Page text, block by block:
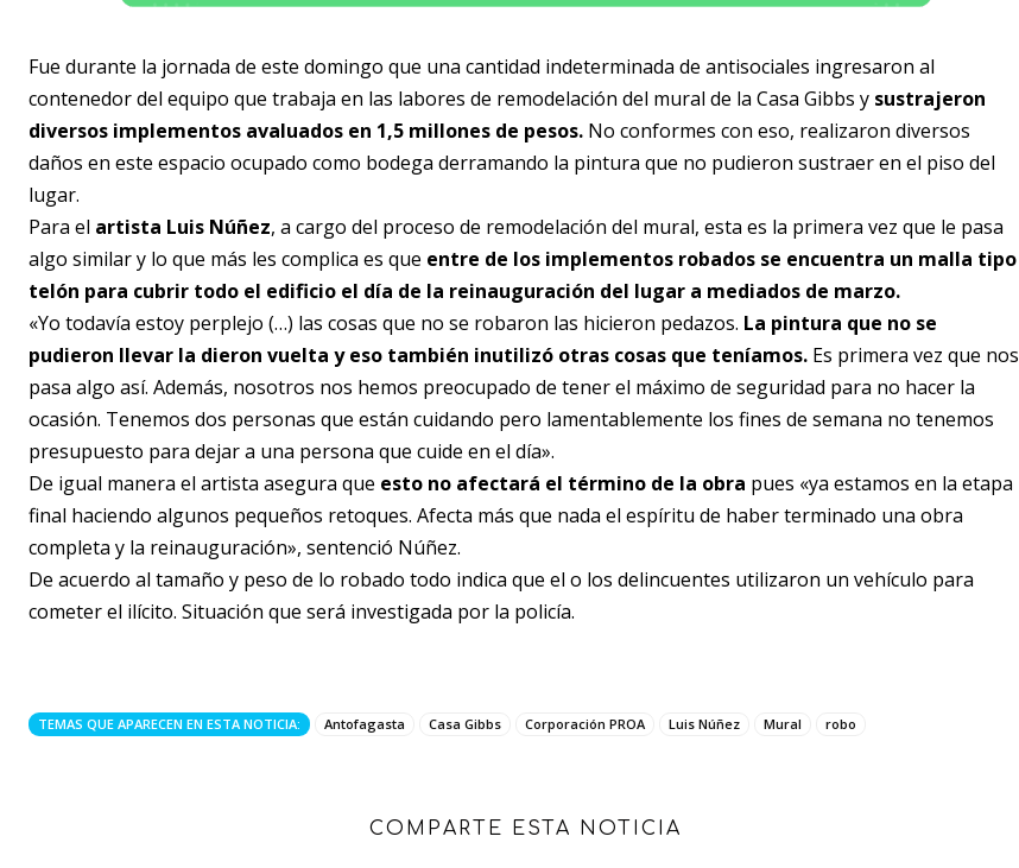
Fue durante la jornada de este domingo que una cantidad indeterminada de antisociales ingresaron al
contenedor del equipo que trabaja en las labores de remodelación del mural de la Casa Gibbs y sustrajeron
diversos implementos avaluados en 1,5 millones de pesos. No conformes con eso, realizaron diversos
daños en este espacio ocupado como bodega derramando la pintura que no pudieron sustraer en el piso del
lugar.
Para el artista Luis Núñez, a cargo del proceso de remodelación del mural, esta es la primera vez que le pasa
algo similar y lo que más les complica es que entre de los implementos robados se encuentra un malla tipo
telón para cubrir todo el edificio el día de la reinauguración del lugar a mediados de marzo.
«Yo todavía estoy perplejo (…) las cosas que no se robaron las hicieron pedazos. La pintura que no se
pudieron llevar la dieron vuelta y eso también inutilizó otras cosas que teníamos. Es primera vez que nos
pasa algo así. Además, nosotros nos hemos preocupado de tener el máximo de seguridad para no hacer la
ocasión. Tenemos dos personas que están cuidando pero lamentablemente los fines de semana no tenemos
presupuesto para dejar a una persona que cuide en el día».
De igual manera el artista asegura que esto no afectará el término de la obra pues «ya estamos en la etapa
final haciendo algunos pequeños retoques. Afecta más que nada el espíritu de haber terminado una obra
completa y la reinauguración», sentenció Núñez.
De acuerdo al tamaño y peso de lo robado todo indica que el o los delincuentes utilizaron un vehículo para
cometer el ilícito. Situación que será investigada por la policía.
TEMAS QUE APARECEN EN ESTA NOTICIA: Antofagasta Casa Gibbs Corporación PROA Luis Núñez Mural robo
COMPARTE ESTA NOTICIA